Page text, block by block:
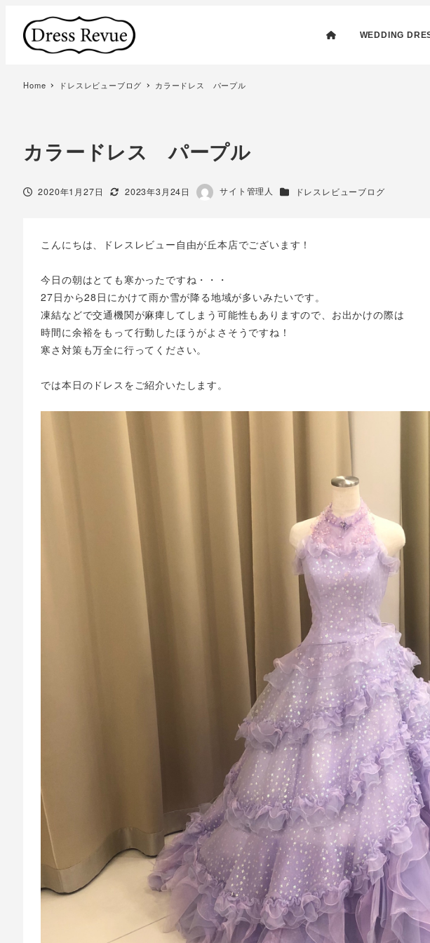
WEDDING
Home ドレスレビューブログ カラードレス パープル
カラードレス パープル
投稿日
2020年1月27日 更新日
2023年3月24日
著
サイト管理人 カテゴリー
ドレスレビューブログ
こんにちは、ドレスレビュー自由が丘本店でございます！
今日の朝はとても寒かったですね・・・
27日から28日にかけて雨か雪が降る地域が多いみたいです。
凍結などで交通機関が麻痺してしまう可能性もありますので、お出かけの際は
時間に余裕をもって行動したほうがよさそうですね！
寒さ対策も万全に行ってください。
では本日のドレスをご紹介いたします。